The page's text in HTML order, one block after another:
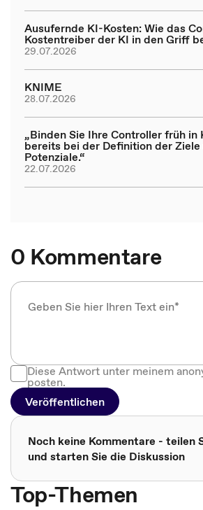
Ausufernde KI-Kosten: Wie das
Kostentreiber der KI in den Griff
29.07.2026
KNIME
28.07.2026
„Binden Sie Ihre Controller früh in
bereits bei der Definition der
Potenziale.“
22.07.2026
0 Kommentare
Diese Antwort unter meinem
posten.
Veröffentlichen
Noch keine Kommentare - teilen
und starten Sie die Diskussion
Top-Themen